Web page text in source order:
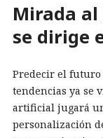
Mirada
se dirige
Predecir el futuro
tendencias ya se
artificial jugará
personalización